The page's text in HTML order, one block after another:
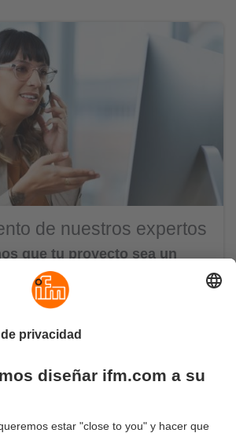
de nuestros expertos
que tu proyecto sea un
¡Contáctanos! Te
en todo el proceso. En función de
el equipo de ventas de sistemas
desde el principio: desde el
de software y hardware y
implementación, hasta servicios